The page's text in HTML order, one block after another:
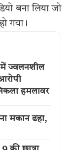
बना लिया जो
गया।
में ज्वलनशील
हमलावर
मकान ढहा,